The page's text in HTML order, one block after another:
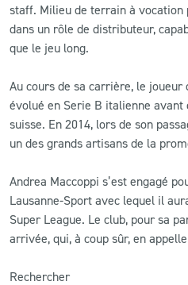
staff. Milieu de terrain à vocation
dans un rôle de distributeur,
que le jeu long.
Au cours de sa carrière, le joueur
évolué en Serie B italienne
suisse. En 2014, lors de son
un des grands artisans de la
Andrea Maccoppi s’est engagé
Lausanne-Sport avec lequel il
Super League. Le club, pour sa
arrivée, qui, à coup sûr, en
Rechercher